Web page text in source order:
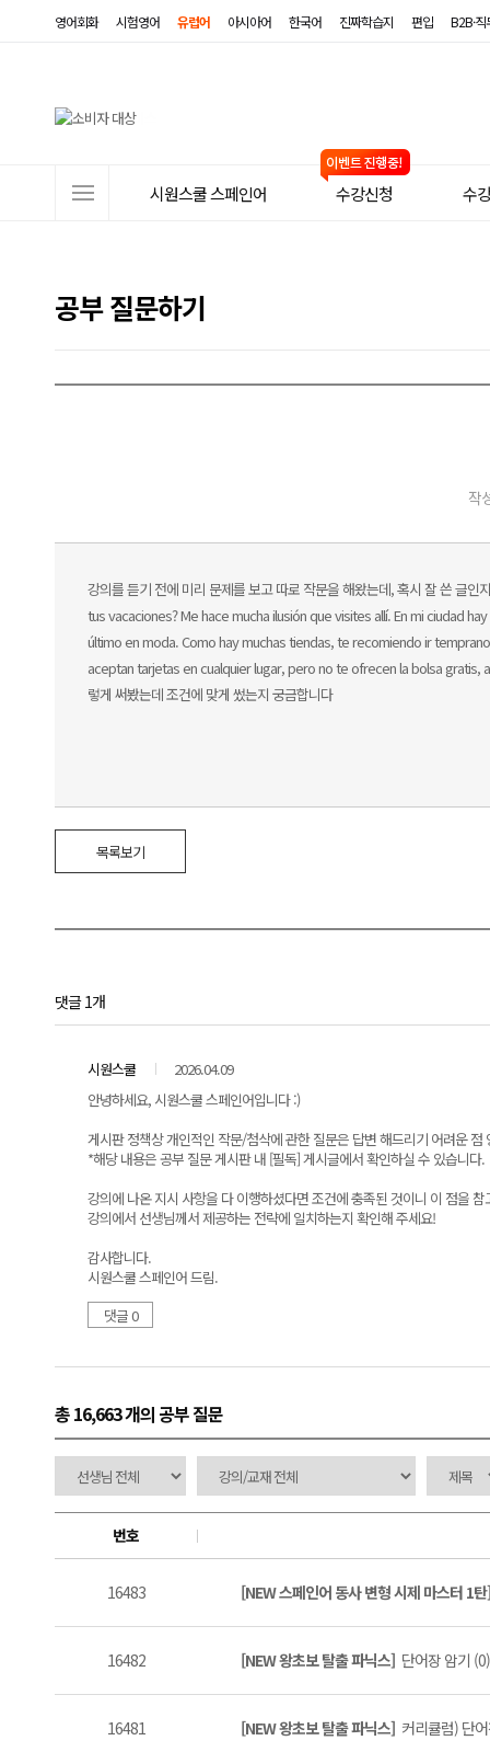
영어회화 시험영어 유럽어 아시아어 한국어 진짜학습지 편입 B2B·
뉴
시원스쿨 스페인어 수강신청 수
공부 질문하기
작
강의를 듣기 전에 미리 문제를 보고 따로 작문을 해왔는데, 혹시 잘 쓴 글
tus vacaciones? Me hace mucha ilusión que visites allí. En mi ciudad
último en moda. Como hay muchas tiendas, te recomiendo ir
aceptan tarjetas en cualquier lugar, pero no te ofrecen la bolsa gratis,
렇게 써봤는데 조건에 맞게 썼는지 궁금합니다
목록보기
댓글 1개
시원스쿨
2026.04.09
안녕하세요, 시원스쿨 스페인어입니다 :)
게시판 정책상 개인적인 작문/첨삭에 관한 질문은 답변 해드리기 어려운 점
*해당 내용은 공부 질문 게시판 내 [필독] 게시글에서 확인하실 수 있습니다.
강의에 나온 지시 사항을 다 이행하셨다면 조건에 충족된 것이니 이 점을 참
강의에서 선생님께서 제공하는 전략에 일치하는지 확인해 주세요!
감사합니다.
시원스쿨 스페인어 드림.
댓글 0
총 16,663 개의 공부 질문
번호
16483 [NEW 스페인어 동사 변형 시제 마스터 1
16482 [NEW 왕초보 탈출 파닉스] 단어장 암기 (0)
16481 [NEW 왕초보 탈출 파닉스] 커리큘럼) 단